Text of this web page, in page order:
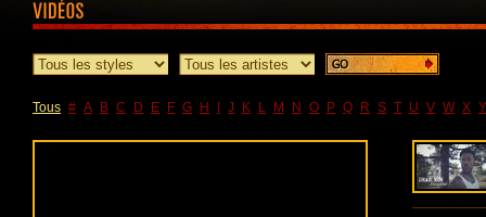
Tous # A B C D E F G H J K L M N O P Q R S T U V W X Y